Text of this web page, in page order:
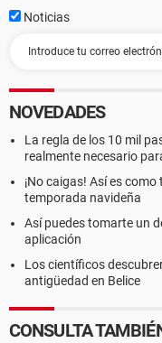
Noticias
NOVEDADES
La regla de los 10 mil
realmente necesario
¡No caigas! Así es
temporada navideña
Así puedes tomarte un
aplicación
Los científicos
antigüedad en Belice
CONSULTA